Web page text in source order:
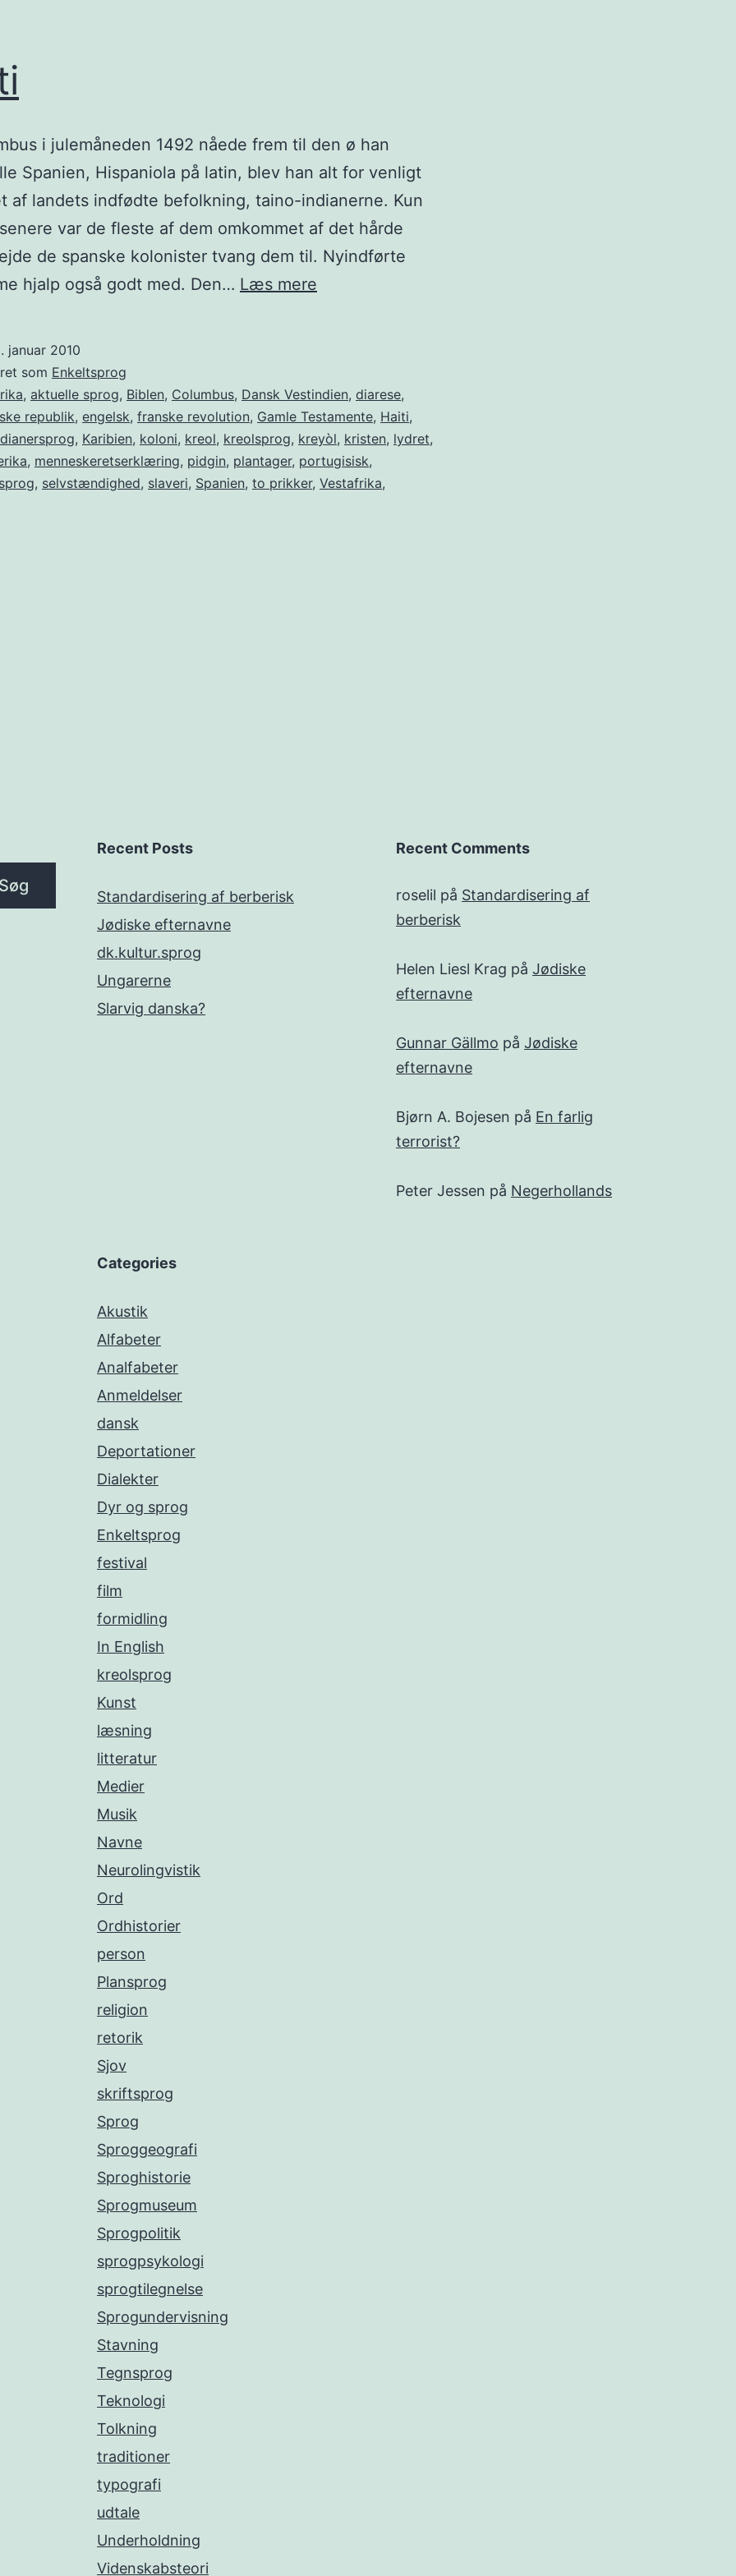
i julemåneden 1492 nåede frem til den ø han
Spanien, Hispaniola på latin, blev han alt for venligt
af landets indfødte befolkning, taino-indianerne. Kun
var de fleste af dem omkommet af det hårde
de spanske kolonister tvang dem til. Nyindførte
hjalp også godt med. Den… Læs mere
januar 2010
som Enkeltsprog
, aktuelle sprog, Biblen, Columbus, Dansk Vestindien, diarese,
republik, engelsk, franske revolution, Gamle Testamente, Haiti,
, Karibien, koloni, kreol, kreolsprog, kreyòl, kristen, lydret,
, menneskeretserklæring, pidgin, plantager, portugisisk,
, selvstændighed, slaveri, Spanien, to prikker, Vestafrika,
Recent Posts
Standardisering af berberisk
Jødiske efternavne
dk.kultur.sprog
Ungarerne
Slarvig danska?
Recent Comments
roselil på Standardisering af
berberisk
Helen Liesl Krag på Jødiske
efternavne
Gunnar Gällmo på Jødiske
efternavne
Bjørn A. Bojesen på En farlig
terrorist?
Peter Jessen på Negerhollands
Categories
Akustik
Alfabeter
Analfabeter
Anmeldelser
dansk
Deportationer
Dialekter
Dyr og sprog
Enkeltsprog
festival
film
formidling
In English
kreolsprog
Kunst
læsning
litteratur
Medier
Musik
Navne
Neurolingvistik
Ord
Ordhistorier
person
Plansprog
religion
retorik
Sjov
skriftsprog
Sprog
Sproggeografi
Sproghistorie
Sprogmuseum
Sprogpolitik
sprogpsykologi
sprogtilegnelse
Sprogundervisning
Stavning
Tegnsprog
Teknologi
Tolkning
traditioner
typografi
udtale
Underholdning
Videnskabsteori